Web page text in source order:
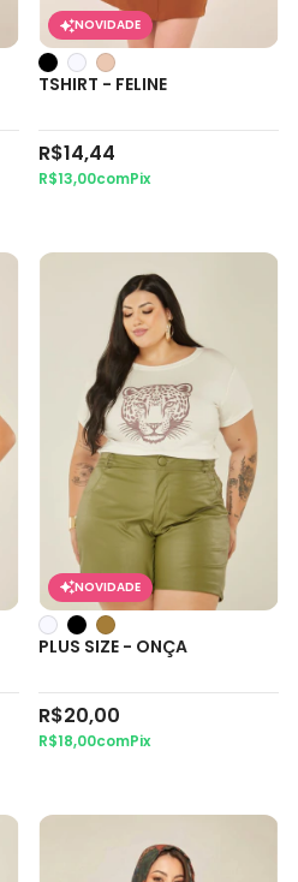
TSHIRT - FELINE
NOVIDADE
R$14,44
R$13,00comPix
PLUS SIZE - ONÇA
NOVIDADE
R$20,00
R$18,00comPix